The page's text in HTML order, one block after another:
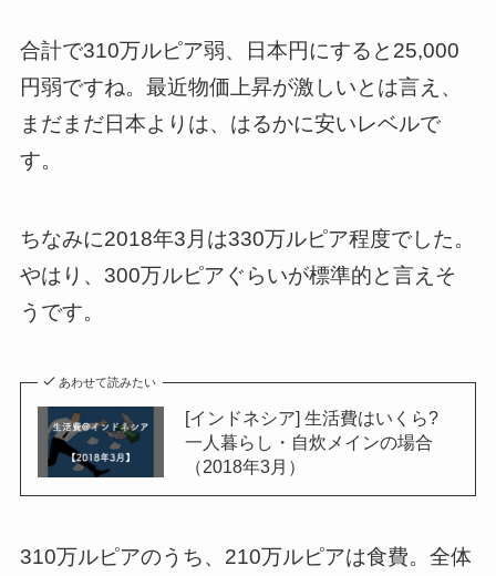
合計で310万ルピア弱、日本円にすると25,000
円弱ですね。最近物価上昇が激しいとは言え、
まだまだ日本よりは、はるかに安いレベルで
す。
ちなみに2018年3月は330万ルピア程度でした。
やはり、300万ルピアぐらいが標準的と言えそ
うです。
あわせて読みたい
[インドネシア] 生活費はいくら?
一人暮らし・自炊メインの場合
（2018年3月）
310万ルピアのうち、210万ルピアは食費。全体